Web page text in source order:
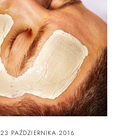
23 PAŹDZIERNIKA 2016